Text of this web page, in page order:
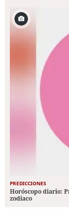
PREDICCIONES
Horóscopo diario:
zodiaco